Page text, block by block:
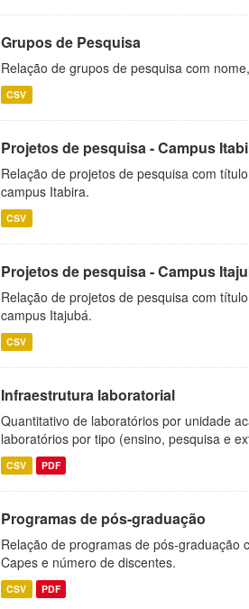
Grupos de Pesquisa
Relação de grupos de pesquisa com
CSV
Projetos de pesquisa - Campus
Relação de projetos de pesquisa com
campus Itabira.
CSV
Projetos de pesquisa - Campus
Relação de projetos de pesquisa com
campus Itajubá.
CSV
Infraestrutura laboratorial
Quantitativo de laboratórios por unidade
laboratórios por tipo (ensino, pesquisa e
CSV PDF
Programas de pós-graduação
Relação de programas de pós-graduação
Capes e número de discentes.
CSV PDF